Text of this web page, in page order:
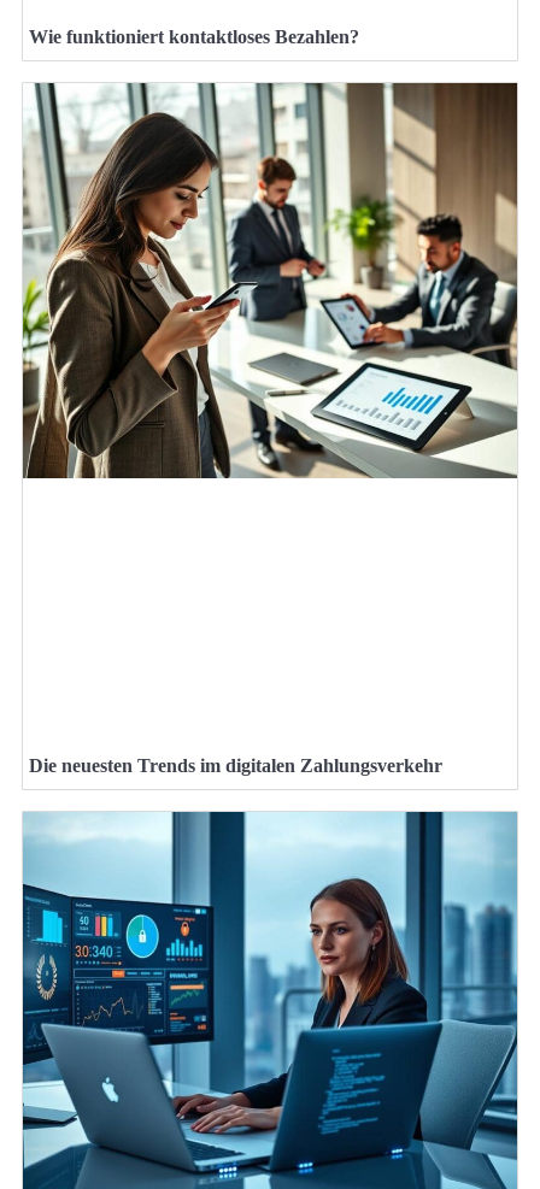
Wie funktioniert kontaktloses Bezahlen?
Die neuesten Trends im digitalen Zahlungsverkehr